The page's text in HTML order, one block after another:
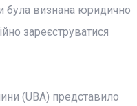
була визнана юридично
зареєструватися
(UBA) представило